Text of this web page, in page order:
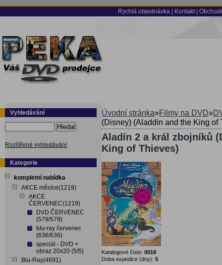
Rychlá objednávka Kontakt
Vyhledávání
Hledat
Rozšířené vyhledávání
Kategorie
kompletní nabídka
AKCE měsíce(1219)
AKCE
ČERVENEC(1219)
DVD ČERVENEC
(579/579)
blu-ray červenec
(636/636)
speciál - DVD +
obraz 20x20 (5/5)
Blu-Ray(4691)
Úvodní stránka»Filmy na DVD»
(Disney) (Aladdin and the King of
Aladín 2 a král zbojníků
King of Thieves)
Katalogové číslo: 0018
Doba expedice (dny): 5